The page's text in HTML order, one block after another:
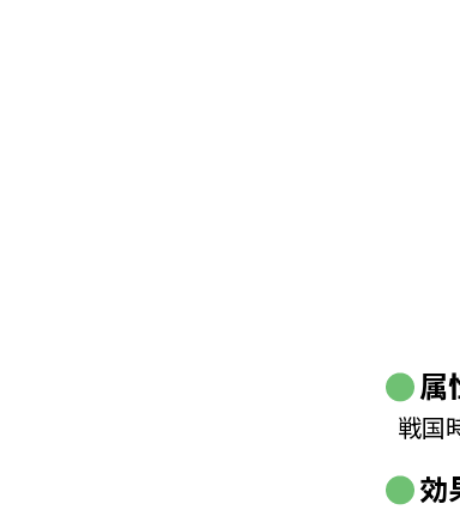
属
戦国
効